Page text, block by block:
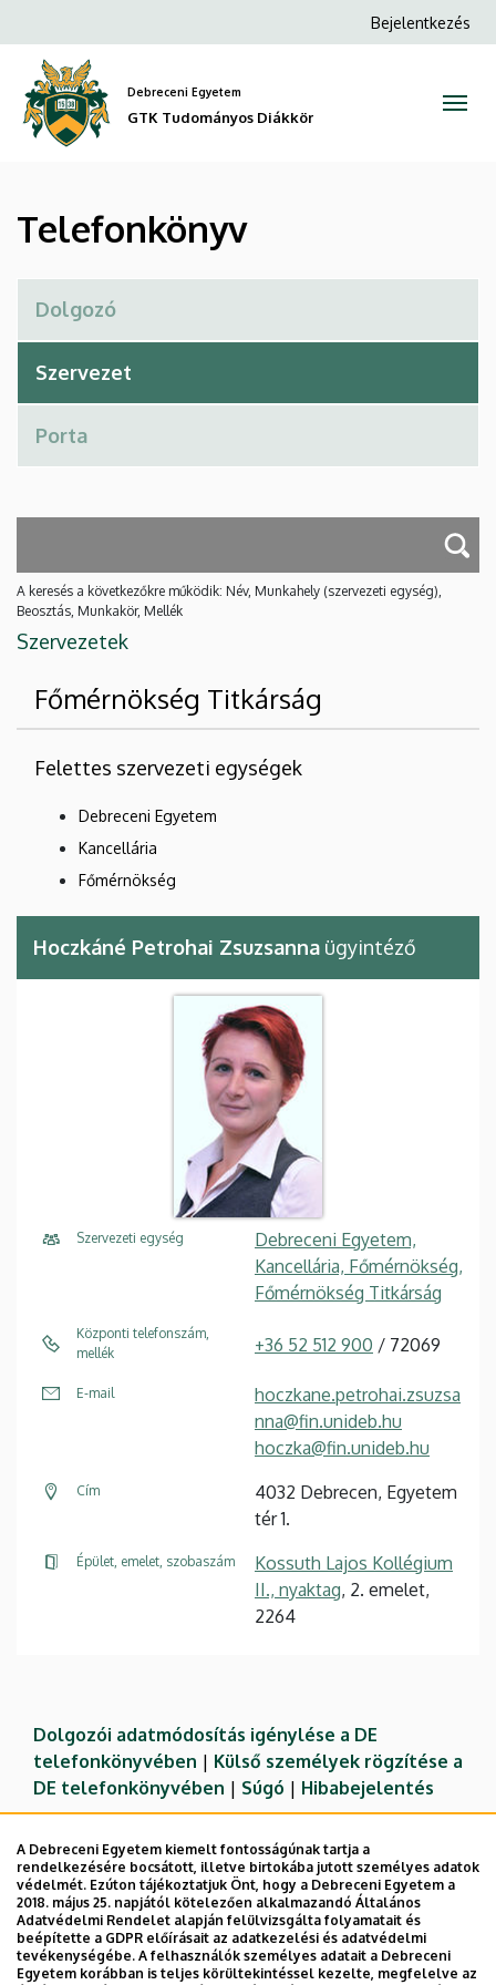
GTK
Tudományos
Diákkör
a
tartalomra
Anonim
Bejelentkezés
Debreceni Egyetem
GTK Tudományos Diákkör
Telefonkönyv
A keresés a következőkre működik: Név, Munkahely (szervezeti egység),
Beosztás, Munkakör, Mellék
Szervezetek
Főmérnökség Titkárság
Felettes szervezeti egységek
Debreceni Egyetem
Kancellária
Főmérnökség
Hoczkáné Petrohai Zsuzsanna ügyintéző
Szervezeti egység
Debreceni Egyetem,
Kancellária, Főmérnökség,
Főmérnökség Titkárság
Központi telefonszám,
mellék
+36 52 512 900 / 72069
E-mail
hoczkane.petrohai.zsuzsa
nna@fin.unideb.hu
hoczka@fin.unideb.hu
Cím
4032 Debrecen, Egyetem
tér 1.
Épület, emelet, szobaszám
Kossuth Lajos Kollégium
II., nyaktag, 2. emelet,
2264
Dolgozói adatmódosítás igénylése a DE
telefonkönyvében | Külső személyek rögzítése a
DE telefonkönyvében | Súgó | Hibabejelentés
A Debreceni Egyetem kiemelt fontosságúnak tartja a
rendelkezésére bocsátott, illetve birtokába jutott személyes adatok
védelmét. Ezúton tájékoztatjuk Önt, hogy a Debreceni Egyetem a
2018. május 25. napjától kötelezően alkalmazandó Általános
Adatvédelmi Rendelet alapján felülvizsgálta folyamatait és
beépítette a GDPR előírásait az adatkezelési és adatvédelmi
tevékenységébe. A felhasználók személyes adatait a Debreceni
Egyetem korábban is teljes körültekintéssel kezelte, megfelelve az